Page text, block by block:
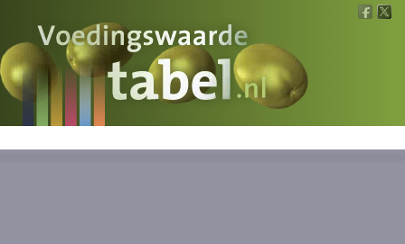
Voedingswaarde
Wat is wat?